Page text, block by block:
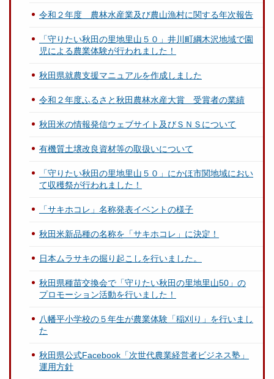
令和２年度 農林水産業及び農山漁村に関する年次報告
「守りたい秋田の里地里山５０」井川町綱木沢地域で園
児による農業体験が行われました！
秋田県就農支援マニュアルを作成しました
令和２年度ふるさと秋田農林水産大賞 受賞者の業績
秋田米の情報発信ウェブサイト及びＳＮＳについて
有機質土壌改良資材等の取扱いについて
「守りたい秋田の里地里山５０」にかほ市関地域におい
て収穫祭が行われました！
「サキホコレ」名称発表イベントの様子
秋田米新品種の名称を「サキホコレ」に決定！
日本ムラサキの掘り起こしを行いました。
秋田県種苗交換会で「守りたい秋田の里地里山50」の
プロモーション活動を行いました！
八幡平小学校の５年生が農業体験「稲刈り」を行いまし
た
秋田県公式Facebook「次世代農業経営者ビジネス塾」
運用方針